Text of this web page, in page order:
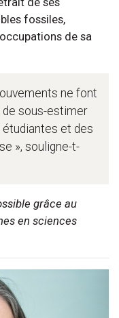
fossiles,
de sa
ne font
de sous-estimer
étudiantes et des
», souligne-t-
grâce au
en sciences